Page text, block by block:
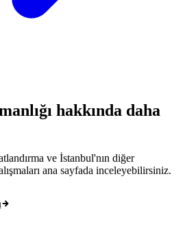
hakkında daha
ve İstanbul'nın diğer
ana sayfada inceleyebilirsiniz.